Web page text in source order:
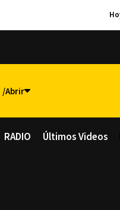
RADIO Últimos Videos